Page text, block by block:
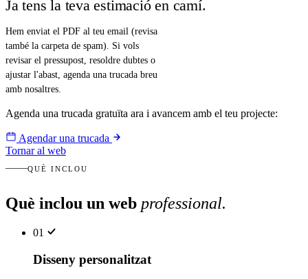
Ja tens la teva estimació en camí.
Hem enviat el PDF al teu email (revisa
també la carpeta de spam). Si vols
revisar el pressupost, resoldre dubtes o
ajustar l'abast, agenda una trucada breu
amb nosaltres.
Agenda una trucada gratuïta ara i avancem amb el teu projecte:
Agendar una trucada
Tornar al web
QUÈ INCLOU
Què inclou un web professional.
01
Disseny personalitzat